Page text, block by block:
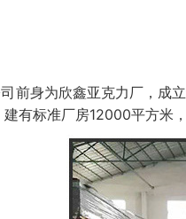
前身为欣鑫亚克力厂，成
有标准厂房12000平方米